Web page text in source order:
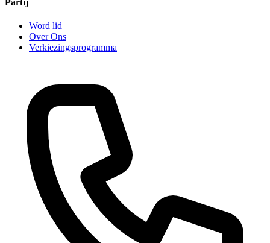
Word lid
Over Ons
Verkiezingsprogramma